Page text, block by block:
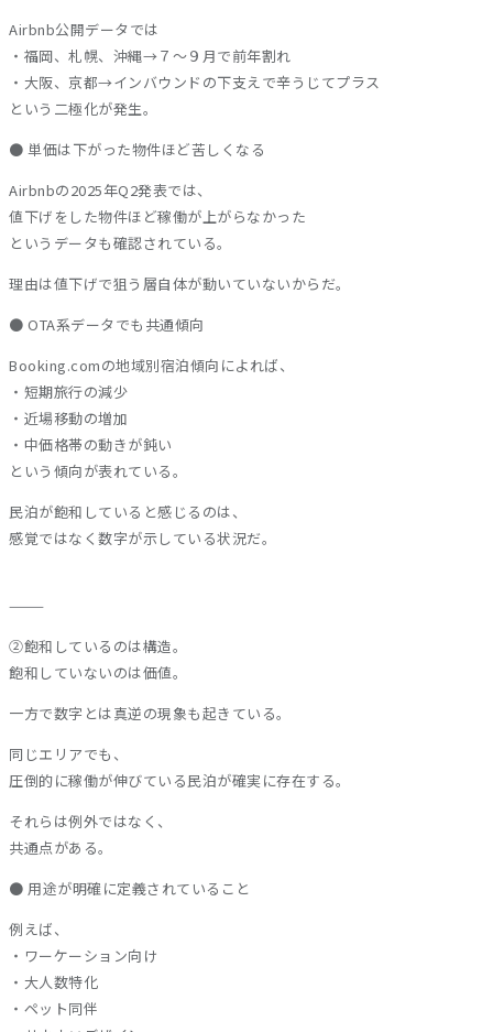
Airbnb公開データでは
・福岡、札幌、沖縄→７〜９月で前年割れ
・大阪、京都→インバウンドの下支えで辛うじてプラス
という二極化が発生。
● 単価は下がった物件ほど苦しくなる
Airbnbの2025年Q2発表では、
値下げをした物件ほど稼働が上がらなかった
というデータも確認されている。
理由は値下げで狙う層自体が動いていないからだ。
● OTA系データでも共通傾向
Booking.comの地域別宿泊傾向によれば、
・短期旅行の減少
・近場移動の増加
・中価格帯の動きが鈍い
という傾向が表れている。
民泊が飽和していると感じるのは、
感覚ではなく数字が示している状況だ。
⸻
②飽和しているのは構造。
飽和していないのは価値。
一方で数字とは真逆の現象も起きている。
同じエリアでも、
圧倒的に稼働が伸びている民泊が確実に存在する。
それらは例外ではなく、
共通点がある。
● 用途が明確に定義されていること
例えば、
・ワーケーション向け
・大人数特化
・ペット同伴